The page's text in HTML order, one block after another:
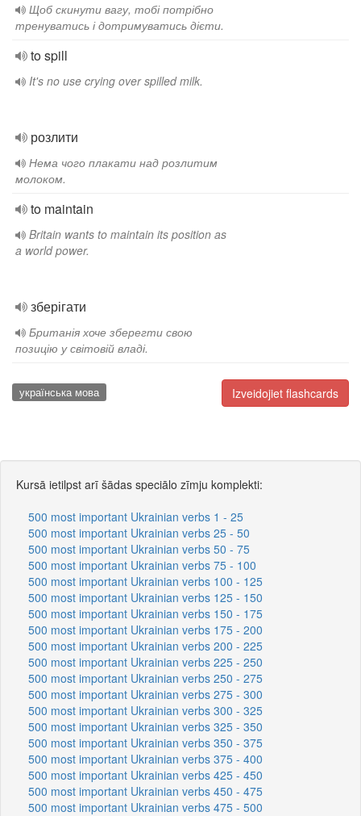
Щоб скинути вагу, тобі потрібно
тренуватись і дотримуватись дієти.
to spill
It's no use crying over spilled milk.
розлити
Нема чого плакати над розлитим
молоком.
to maintain
Britain wants to maintain its position as
a world power.
зберігати
Британія хоче зберегти свою
позицію у світовій владі.
Izveidojiet flashcards
українська мова
Kursā ietilpst arī šādas speciālo zīmju komplekti:
500 most important Ukrainian verbs 1 - 25
500 most important Ukrainian verbs 25 - 50
500 most important Ukrainian verbs 50 - 75
500 most important Ukrainian verbs 75 - 100
500 most important Ukrainian verbs 100 - 125
500 most important Ukrainian verbs 125 - 150
500 most important Ukrainian verbs 150 - 175
500 most important Ukrainian verbs 175 - 200
500 most important Ukrainian verbs 200 - 225
500 most important Ukrainian verbs 225 - 250
500 most important Ukrainian verbs 250 - 275
500 most important Ukrainian verbs 275 - 300
500 most important Ukrainian verbs 300 - 325
500 most important Ukrainian verbs 325 - 350
500 most important Ukrainian verbs 350 - 375
500 most important Ukrainian verbs 375 - 400
500 most important Ukrainian verbs 425 - 450
500 most important Ukrainian verbs 450 - 475
500 most important Ukrainian verbs 475 - 500